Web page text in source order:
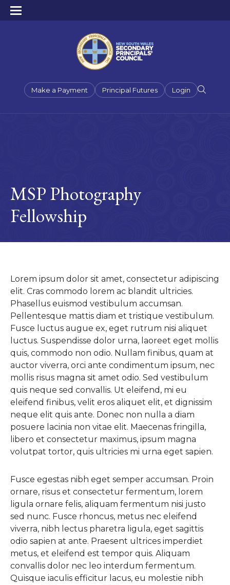
Make a Payment Principal Futures Login
MSP Photography
Fellowship
Lorem ipsum dolor sit amet, consectetur adipiscing
elit. Cras commodo lorem ac blandit ultricies.
Phasellus euismod vestibulum accumsan.
Pellentesque mattis diam et tristique vestibulum.
Fusce luctus augue ex, eget rutrum nisi aliquet
luctus. Suspendisse dolor urna, laoreet eget mollis
quis, commodo non odio. Nullam finibus, quam at
auctor viverra, orci ante condimentum ipsum, nec
mollis risus magna sit amet odio. Sed vestibulum
quis neque sed convallis. Ut eleifend, mi eu
eleifend finibus, velit eros aliquet elit, et dignissim
neque elit quis ante. Donec non nulla a diam
posuere lacinia non vitae elit. Maecenas fringilla,
libero et consectetur maximus, ipsum magna
volutpat tortor, quis ultricies mi urna eget sapien.
Fusce egestas nibh eget semper accumsan. Proin
ornare, risus et consectetur fermentum, lorem
ligula ornare felis, aliquam fermentum nisi justo
sed nunc. Fusce rhoncus, metus nec eleifend
viverra, nibh lectus pharetra ligula, eget sagittis
odio sapien at ante. Praesent ultrices imperdiet
metus, et eleifend est tempor quis. Aliquam
convallis dolor nec leo interdum fermentum.
Quisque iaculis efficitur lacus, eu molestie nibh